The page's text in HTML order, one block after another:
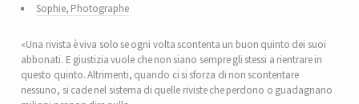
Sophie, Photographe
«Una rivista è viva solo se ogni volta scontenta un buon quinto dei suoi
abbonati. E giustizia vuole che non siano sempre gli stessi a rientrare in
questo quinto. Altrimenti, quando ci si sforza di non scontentare
nessuno, si cade nel sistema di quelle riviste che perdono o guadagnano